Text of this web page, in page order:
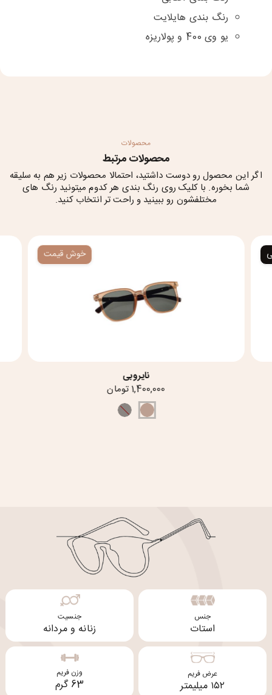
رنگ بندی هایلایت
یو وی 400 و پولاریزه
محصولات
محصولات مرتبط
اگر این محصول رو دوست داشتید، احتمالا محصولات زیر هم به سلیقه
شما بخوره. با کلیک روی رنگ بندی هر کدوم میتونید رنگ های
مختلفشون رو ببینید و راحت تر انتخاب کنید.
خوش قیمت
نایروبی
1,400,000 تومان
جنس
استات
جنسیت
زنانه و مردانه
عرض فریم
۱۵۲ میلیمتر
وزن فریم
63 گرم